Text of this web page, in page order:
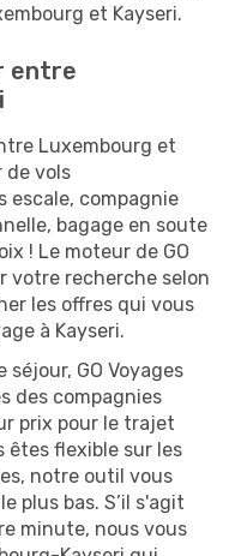
et Kayseri.
entre
Luxembourg et
de vols
escale, compagnie
bagage en soute
! Le moteur de GO
votre recherche selon
les offres qui vous
à Kayseri.
GO Voyages
des compagnies
prix pour le trajet
êtes flexible sur les
notre outil vous
plus bas. S’il s'agit
minute, nous vous